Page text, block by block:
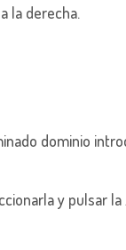
la derecha.
dominio
y pulsar la